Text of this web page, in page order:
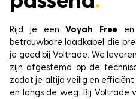
Rijd je een Voyah Free
betrouwbare laadkabel die
je goed bij Voltrade. We
zijn afgestemd op de
zodat je altijd veilig en
en langs de weg. Bij Voltrade